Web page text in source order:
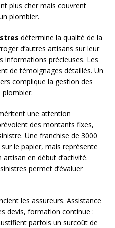
plus cher mais couvrent
plombier.
détermine la qualité de la
d’autres artisans sur leur
informations précieuses. Les
de témoignages détaillés. Un
complique la gestion des
plombier.
une attention
des montants fixes,
Une franchise de 3000
le papier, mais représente
en début d’activité.
permet d’évaluer
les assureurs. Assistance
devis, formation continue :
parfois un surcoût de